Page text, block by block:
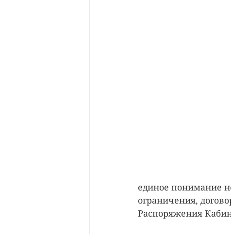
единое понимание
ограничения,
Распоряжения